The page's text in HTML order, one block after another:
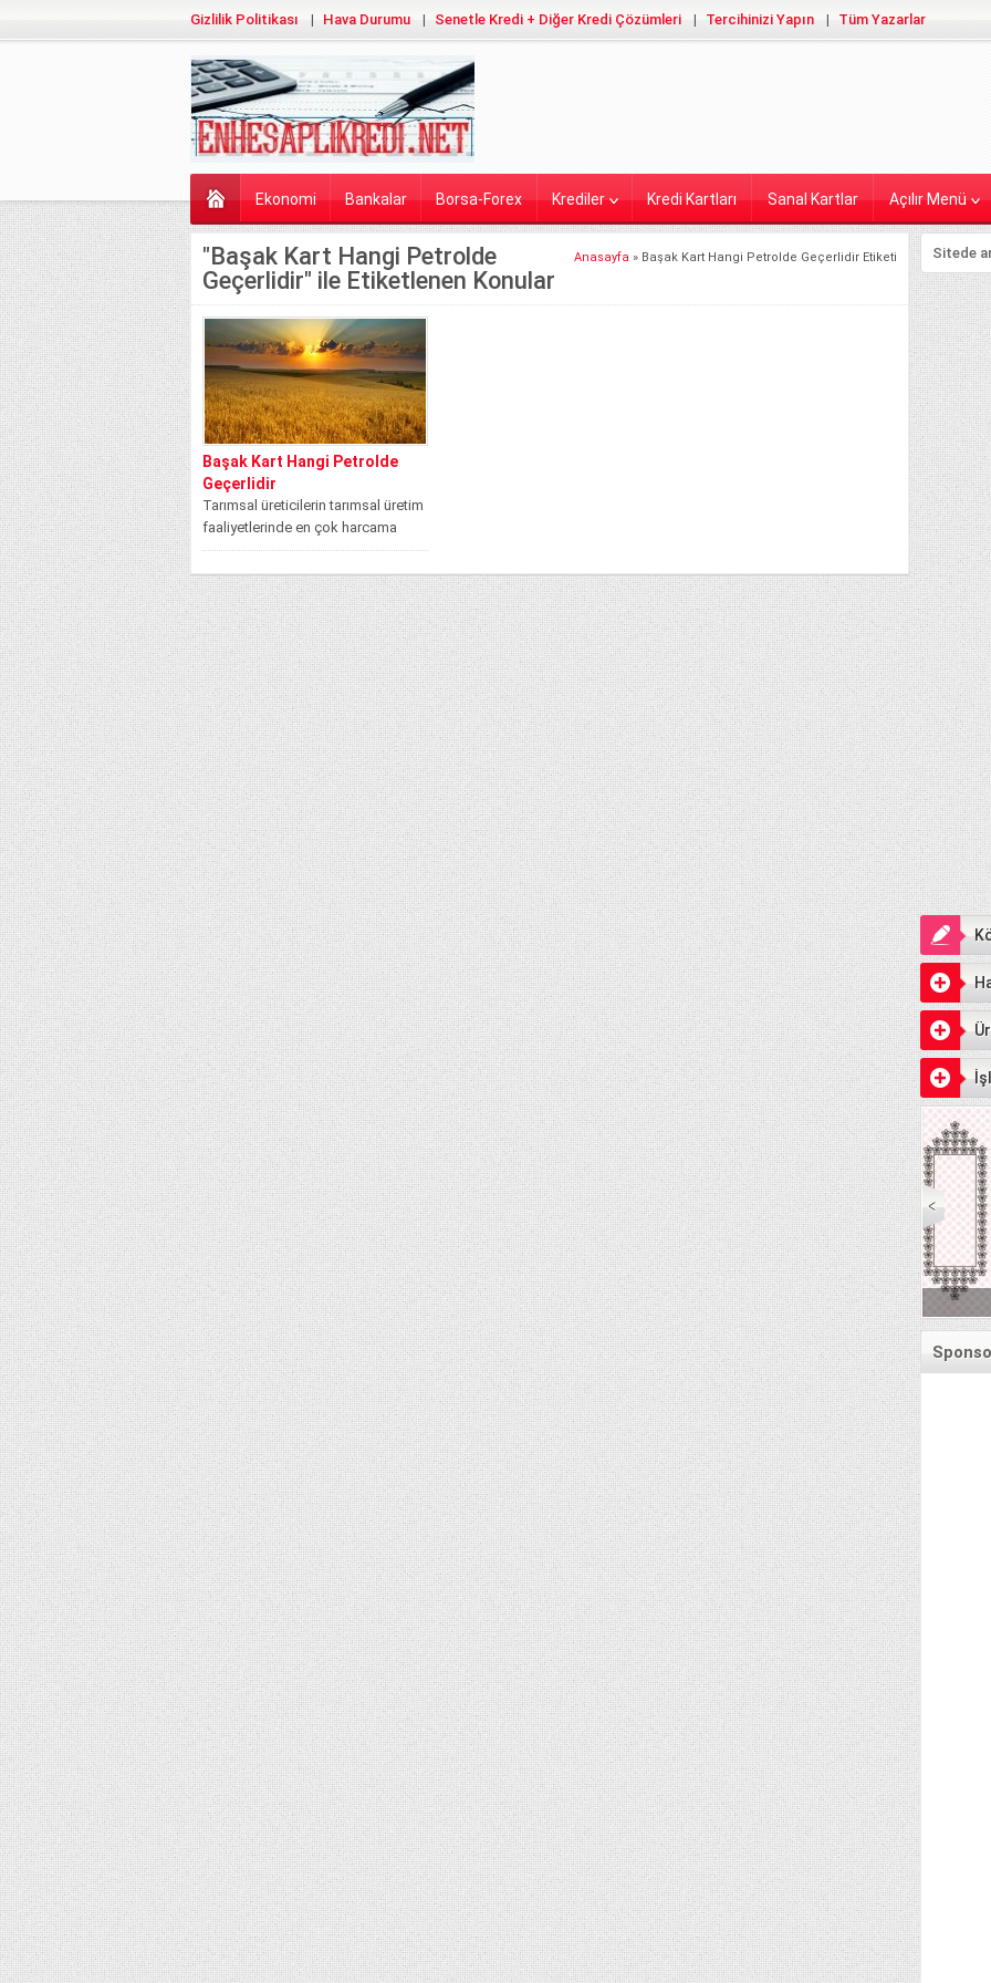
Gizlilik Politikası Hava Durumu Senetle Kredi + Diğer Kredi Çözümleri Tercihinizi Yapın Tüm Yazarlar
Ekonomi Bankalar Borsa-Forex Krediler Kredi Kartları Sanal Kartlar Açılır Menü
Anasayfa » Başak Kart Hangi Petrolde Geçerlidir Etiketi
"Başak Kart Hangi Petrolde
Geçerlidir" ile Etiketlenen Konular
Başak Kart Hangi Petrolde
Geçerlidir
Tarımsal üreticilerin tarımsal üretim
faaliyetlerinde en çok harcama
yaptıkları ihtiyaç alanı akaryakıt
ihtiyaçlarıdır. Durum böyle...
Senet Ödeme Günleri